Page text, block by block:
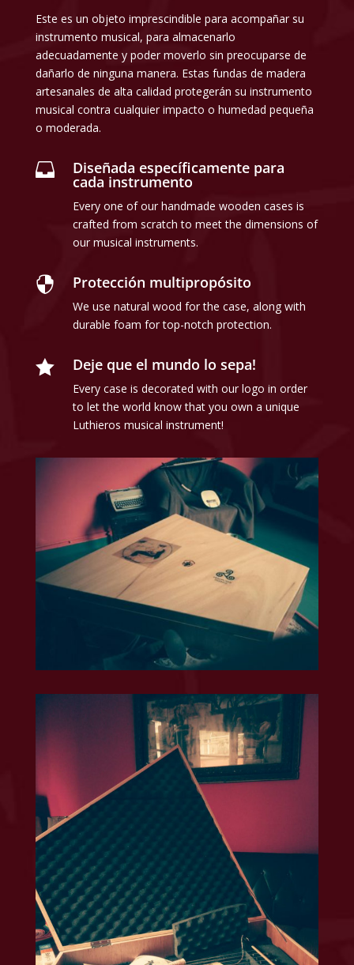
Este es un objeto imprescindible para acompañar su
instrumento musical, para almacenarlo
adecuadamente y poder moverlo sin preocuparse de
dañarlo de ninguna manera. Estas fundas de madera
artesanales de alta calidad protegerán su instrumento
musical contra cualquier impacto o humedad pequeña
o moderada.
 Diseñada específicamente para
cada instrumento
Every one of our handmade wooden cases is
crafted from scratch to meet the dimensions of
our musical instruments.
 Protección multipropósito
We use natural wood for the case, along with
durable foam for top-notch protection.
 Deje que el mundo lo sepa!
Every case is decorated with our logo in order
to let the world know that you own a unique
Luthieros musical instrument!